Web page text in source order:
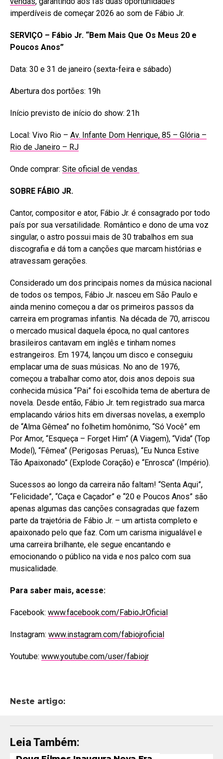
imperdíveis de começar 2026 ao som de Fábio Jr.
SERVIÇO – Fábio Jr. “Bem Mais Que Os Meus 20 e
Poucos Anos”
Data: 30 e 31 de janeiro (sexta-feira e sábado)
Abertura dos portões: 19h
Início previsto de início do show: 21h
Local: Vivo Rio – Av. Infante Dom Henrique, 85 – Glória –
Rio de Janeiro – RJ
Onde comprar: Site oficial de vendas
SOBRE FÁBIO JR.
Cantor, compositor e ator, Fábio Jr. é consagrado por todo
país por sua versatilidade. Romântico e dono de uma voz
singular, o astro possui mais de 30 trabalhos em sua
discografia e dá tom a canções que marcam histórias e
atravessam gerações.
Considerado um dos principais nomes da música nacional
de todos os tempos, Fábio Jr. nasceu em São Paulo e
ainda menino começou a dar os primeiros passos da
carreira em programas infantis. Na década de 70, arriscou
o mercado musical daquela época, no qual cantores
brasileiros cantavam em inglês e tinham nomes
estrangeiros. Em 1974, lançou um disco e conseguiu
emplacar uma de suas músicas. No ano de 1976,
começou a trabalhar como ator, dois anos depois sua
conhecida música “Pai” foi escolhida tema de abertura de
novela. Desde então, Fábio Jr. tem registrado sua marca
emplacando vários hits em diversas novelas, a exemplo
de “Alma Gêmea” no folhetim homônimo, “Só Você” em
Por Amor, “Esqueça – Forget Him” (A Viagem), “Vida” (Top
Model), “Fêmea” (Perigosas Peruas), “Eu Nunca Estive
Tão Apaixonado” (Explode Coração) e “Enrosca” (Império).
Sucessos ao longo da carreira não faltam! “Senta Aqui”,
“Felicidade”, “Caça e Caçador” e “20 e Poucos Anos” são
apenas algumas das canções consagradas que fazem
parte da trajetória de Fábio Jr. – um artista completo e
apaixonado pelo que faz. Com um carisma inigualável e
uma carreira brilhante, ele segue encantando e
emocionando o público na vida e nos palco com sua
musicalidade.
Para saber mais, acesse:
Facebook: www.facebook.com/FabioJrOficial
Instagram: www.instagram.com/fabiojroficial
Youtube: www.youtube.com/user/fabiojr
Neste artigo:
Leia Também: